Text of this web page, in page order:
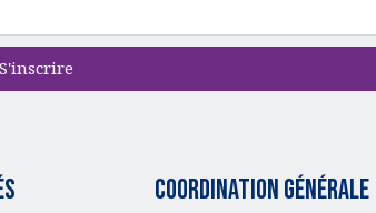
S'inscrire
Coordination générale